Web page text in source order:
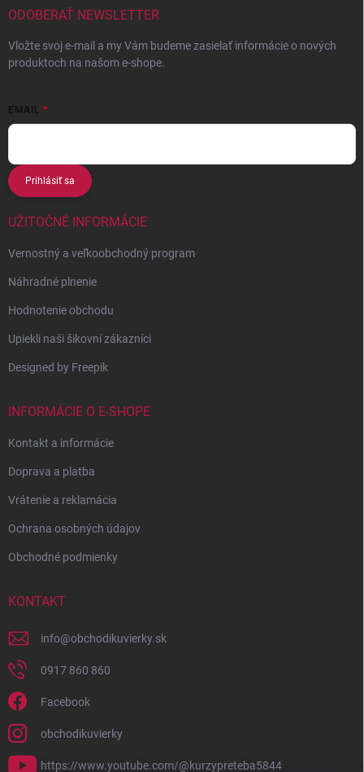
ODOBERAŤ NEWSLETTER
Vložte svoj e-mail a my Vám budeme zasielať informácie o nových
produktoch na našom e-shope.
EMAIL
Prihlásiť sa
UŽITOČNÉ INFORMÁCIE
Vernostný a veľkoobchodný program
Náhradné plnenie
Hodnotenie obchodu
Upiekli naši šikovní zákazníci
Designed by Freepik
INFORMÁCIE O E-SHOPE
Kontakt a informácie
Doprava a platba
Vrátenie a reklamácia
Ochrana osobných údajov
Obchodné podmienky
KONTAKT
info@obchodikuvierky.sk
0917 860 860
Facebook
obchodikuvierky
https://www.youtube.com/@kurzypreteba5844